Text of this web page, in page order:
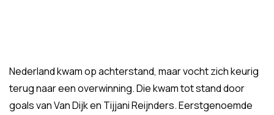
Nederland kwam op achterstand, maar vocht zich keurig
terug naar een overwinning. Die kwam tot stand door
goals van Van Dijk en Tijjani Reijnders. Eerstgenoemde